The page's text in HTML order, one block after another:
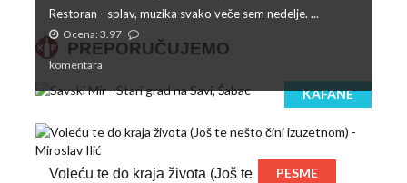
PREPORUČUJEMO
KAFANE
Restoran - splav, muzika svako veče sem nedelje. ...
Ocena: 3.97
komentara
Voleću te do kraja života (Još te
PESME